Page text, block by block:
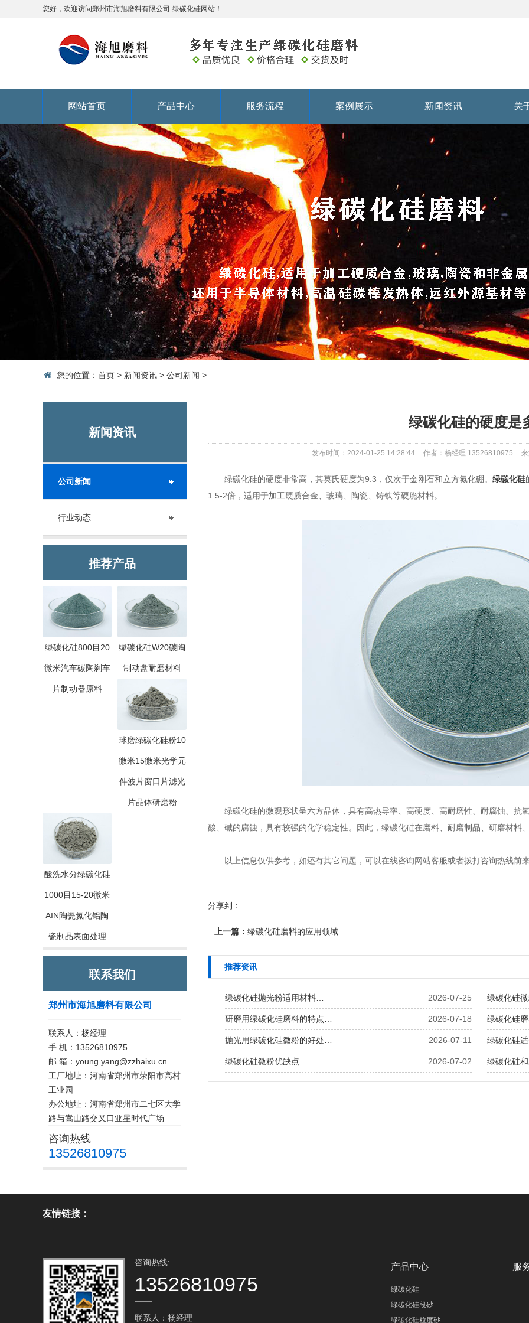
您好，欢迎访问郑州市海旭磨料有限公司-绿碳化硅网站！
网站首页 产品中心 服务流程 案例展示 新闻资讯 关
您的位置： 首页 > 新闻资讯 > 公司新闻 >
新闻资讯
公司新闻
行业动态
推荐产品
绿碳化硅800目20
微米汽车碳陶刹车
片制动器原料
绿碳化硅W20碳陶
制动盘耐磨材料
球磨绿碳化硅粉10
微米15微米光学元
件波片窗口片滤光
片晶体研磨粉
酸洗水分绿碳化硅
1000目15-20微米
AIN陶瓷氮化铝陶
瓷制品表面处理
联系我们
郑州市海旭磨料有限公司
联系人：杨经理
手 机：13526810975
邮 箱：young.yang@zzhaixu.cn
工厂地址：河南省郑州市荥阳市高村
工业园
办公地址：河南省郑州市二七区大学
路与嵩山路交叉口亚星时代广场
咨询热线
13526810975
绿碳化硅的硬度是
发布时间：2024-01-25 14:28:44 作者：杨经理 13526810975
绿碳化硅的硬度非常高，其莫氏硬度为9.3，仅次于金刚石和立方氮化硼。 绿碳化硅
1.5-2倍，适用于加工硬质合金、玻璃、陶瓷、铸铁等硬脆材料。
绿碳化硅的微观形状呈六方晶体，具有高热导率、高硬度、高耐磨性、耐腐蚀、抗
酸、碱的腐蚀，具有较强的化学稳定性。因此，绿碳化硅在磨料、耐磨制品、研磨材料
以上信息仅供参考，如还有其它问题，可以在线咨询网站客服或者拨打咨询热线前
分享到：
上一篇： 绿碳化硅磨料的应用领域
推荐资讯
2026-07-25
绿碳化硅抛光粉适用材料… 绿碳化硅
2026-07-18
研磨用绿碳化硅磨料的特点… 绿碳化硅
2026-07-11
抛光用绿碳化硅微粉的好处… 绿碳化硅
2026-07-02
绿碳化硅微粉优缺点… 绿碳化硅
友情链接：
咨询热线:
13526810975
联系人：杨经理
产品中心
绿碳化硅
绿碳化硅段砂
绿碳化硅粒度砂
服